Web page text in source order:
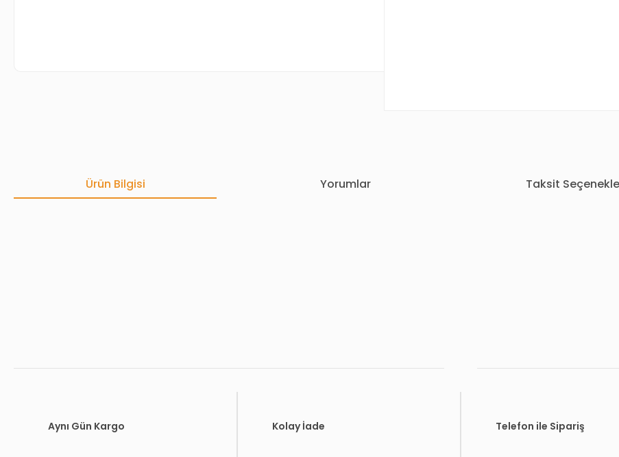
Ürün Bilgisi Yorumlar Taksit
Aynı Gün Kargo Kolay İade Telefon ile Sipariş